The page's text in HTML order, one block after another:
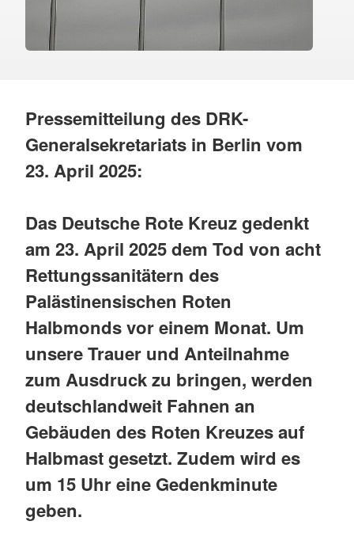
Pressemitteilung des DRK-
Generalsekretariats in Berlin vom
23. April 2025:
Das Deutsche Rote Kreuz gedenkt
am 23. April 2025 dem Tod von acht
Rettungssanitätern des
Palästinensischen Roten
Halbmonds vor einem Monat. Um
unsere Trauer und Anteilnahme
zum Ausdruck zu bringen, werden
deutschlandweit Fahnen an
Gebäuden des Roten Kreuzes auf
Halbmast gesetzt. Zudem wird es
um 15 Uhr eine Gedenkminute
geben.